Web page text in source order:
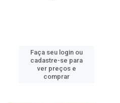
Faça seu login ou
cadastre-se para
ver preços e
comprar